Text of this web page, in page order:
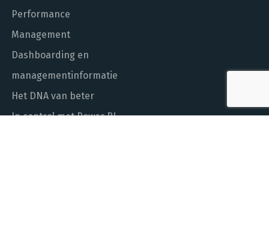
Performance
Management
Dashboarding en
managementinformatie
Het DNA van beter
In control met Power BI